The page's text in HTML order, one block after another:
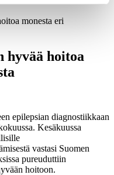
monesta eri
hyvää hoitoa
epilepsian diagnostiikkaan
Kesäkuussa
vastasi Suomen
pureuduttiin
hoitoon.